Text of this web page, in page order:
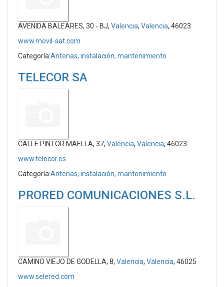
AVENIDA BALEARES, 30 - BJ, Valencia, Valencia, 46023
www.movil-sat.com
Categoría:Antenas, instalación, mantenimiento
TELECOR SA
CALLE PINTOR MAELLA, 37, Valencia, Valencia, 46023
www.telecor.es
Categoría:Antenas, instalación, mantenimiento
PRORED COMUNICACIONES S.L.
CAMINO VIEJO DE GODELLA, 8, Valencia, Valencia, 46025
www.selered.com